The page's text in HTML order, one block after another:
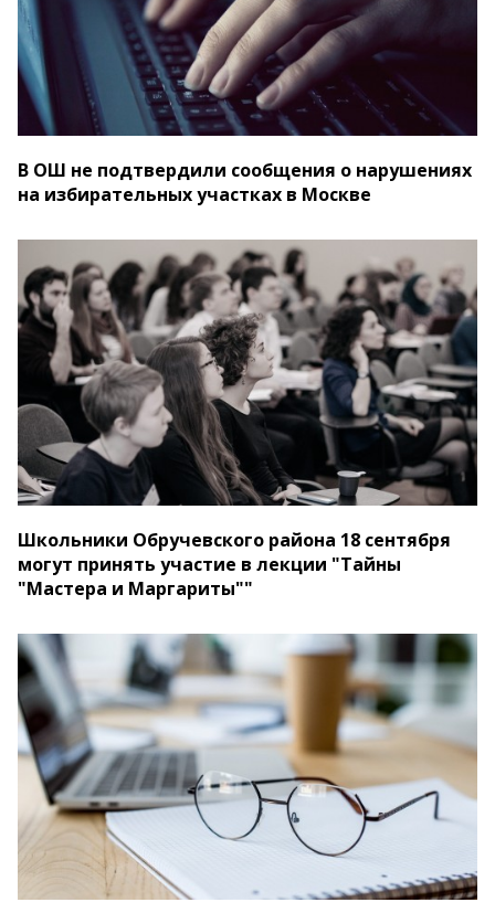
В ОШ не подтвердили сообщения о нарушениях
на избирательных участках в Москве
Школьники Обручевского района 18 сентября
могут принять участие в лекции "Тайны
"Мастера и Маргариты""